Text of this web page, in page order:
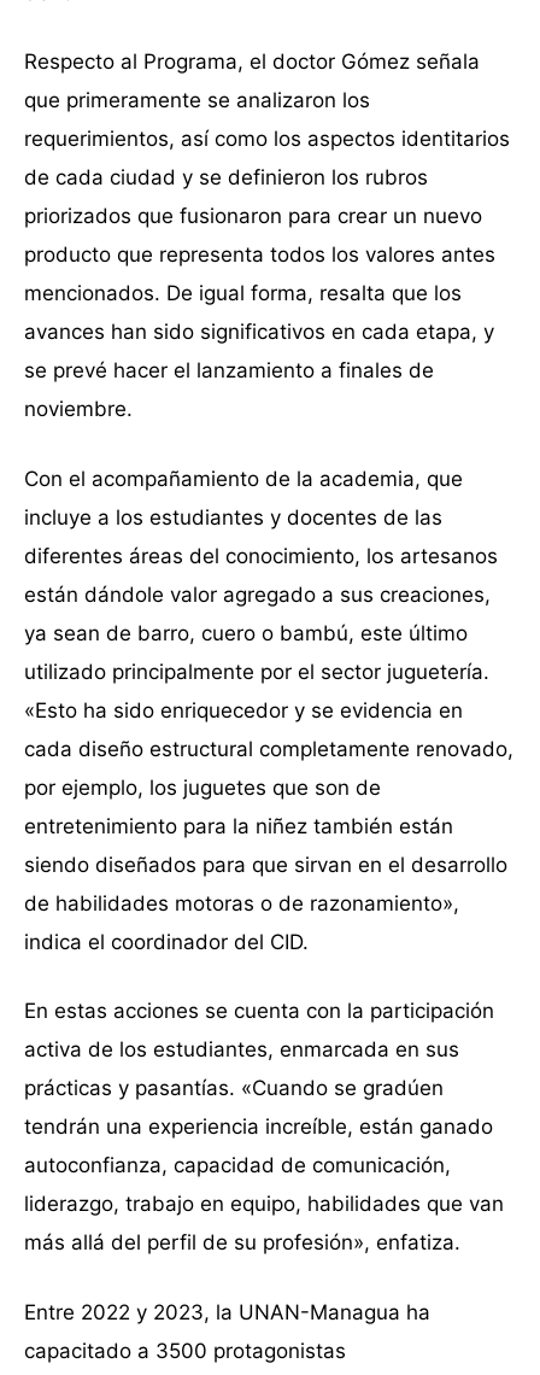
Respecto al Programa, el doctor Gómez señala
que primeramente se analizaron los
requerimientos, así como los aspectos identitarios
de cada ciudad y se definieron los rubros
priorizados que fusionaron para crear un nuevo
producto que representa todos los valores antes
mencionados. De igual forma, resalta que los
avances han sido significativos en cada etapa, y
se prevé hacer el lanzamiento a finales de
noviembre.
Con el acompañamiento de la academia, que
incluye a los estudiantes y docentes de las
diferentes áreas del conocimiento, los artesanos
están dándole valor agregado a sus creaciones,
ya sean de barro, cuero o bambú, este último
utilizado principalmente por el sector juguetería.
«Esto ha sido enriquecedor y se evidencia en
cada diseño estructural completamente renovado,
por ejemplo, los juguetes que son de
entretenimiento para la niñez también están
siendo diseñados para que sirvan en el desarrollo
de habilidades motoras o de razonamiento»,
indica el coordinador del CID.
En estas acciones se cuenta con la participación
activa de los estudiantes, enmarcada en sus
prácticas y pasantías. «Cuando se gradúen
tendrán una experiencia increíble, están ganado
autoconfianza, capacidad de comunicación,
liderazgo, trabajo en equipo, habilidades que van
más allá del perfil de su profesión», enfatiza.
Entre 2022 y 2023, la UNAN-Managua ha
capacitado a 3500 protagonistas